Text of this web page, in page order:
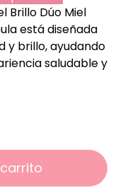
Brillo Dúo Miel
está diseñada
y brillo, ayudando
saludable y